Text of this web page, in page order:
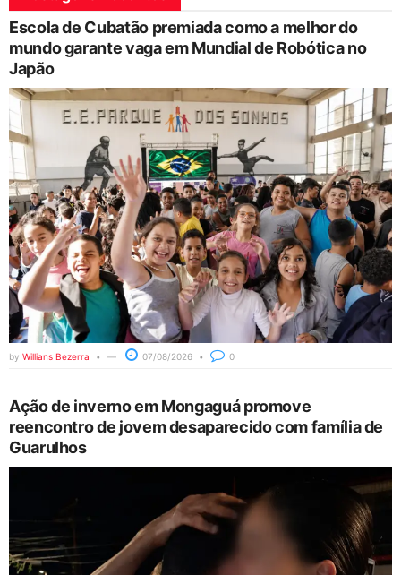
Escola de Cubatão premiada como a melhor do
mundo garante vaga em Mundial de Robótica no
Japão
by Willians Bezerra 07/08/2026 0
Ação de inverno em Mongaguá promove
reencontro de jovem desaparecido com família de
Guarulhos